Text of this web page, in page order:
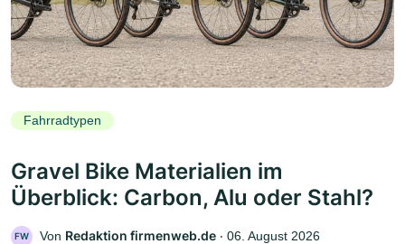
Fahrradtypen
Gravel Bike Materialien im
Überblick: Carbon, Alu oder Stahl?
FW Von Redaktion firmenweb.de ‧ 06. August 2026